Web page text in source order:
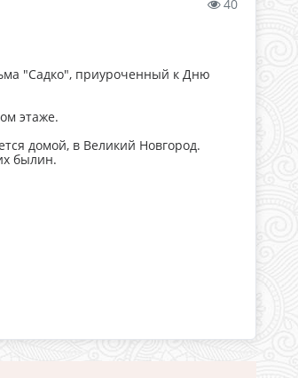
40
"Садко", приуроченный к Дню
этаже.
домой, в Великий Новгород.
былин.